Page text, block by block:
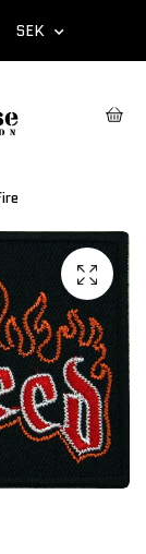
SEK